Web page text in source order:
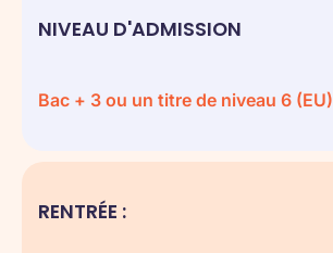
NIVEAU D'ADMISSION
Bac + 3 ou un titre de niveau 6 (EU)
RENTRÉE :